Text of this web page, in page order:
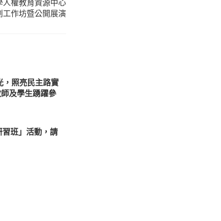
權教育資源中心
作坊暨公開展演
，照亮民主路實
及學生踴躍參
班」活動，請